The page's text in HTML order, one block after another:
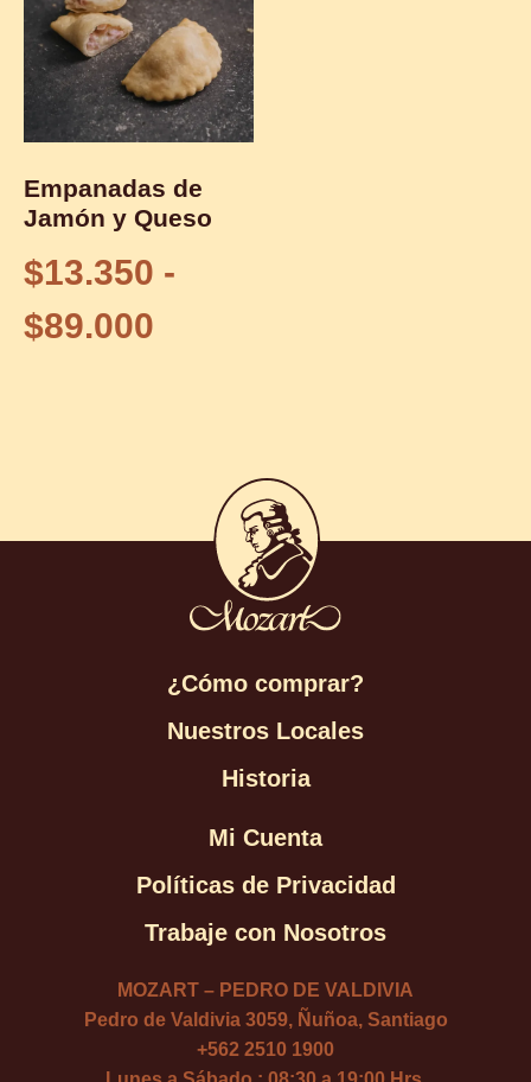
Empanadas de
Jamón y Queso
$13.350 -
$89.000
¿Cómo comprar?
Nuestros Locales
Historia
Mi Cuenta
Políticas de Privacidad
Trabaje con Nosotros
MOZART – PEDRO DE VALDIVIA
Pedro de Valdivia 3059, Ñuñoa, Santiago
+562 2510 1900